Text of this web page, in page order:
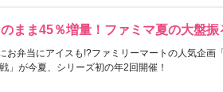
まま45％増量！ファミマ夏の大盤振
お弁当にアイスも!?ファミリーマートの人気企画
」が今夏、シリーズ初の年2回開催！